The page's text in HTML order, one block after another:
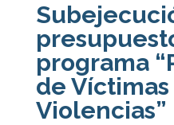
programa
de
Violencias”